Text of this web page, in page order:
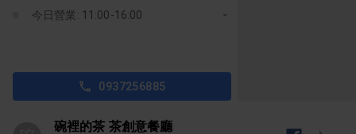
今日營業: 11:00-16:00
0937256885
碗裡的茶 茶創意餐廳